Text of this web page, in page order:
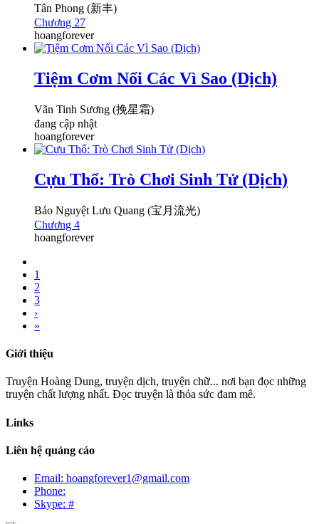
Tân Phong (新丰)
Chương 27
hoangforever
Tiệm Cơm Nối Các Vì Sao (Dịch)
Vãn Tinh Sương (挽星霜)
đang cập nhật
hoangforever
Cựu Thổ: Trò Chơi Sinh Tử (Dịch)
Bảo Nguyệt Lưu Quang (宝月流光)
Chương 4
hoangforever
1
2
3
›
»
Giới thiệu
Truyện Hoàng Dung, truyện dịch, truyện chữ... nơi bạn đọc những
truyện chất lượng nhất. Đọc truyện là thỏa sức đam mê.
Links
Liên hệ quảng cáo
Email: hoangforever1@gmail.com
Phone:
Skype: #